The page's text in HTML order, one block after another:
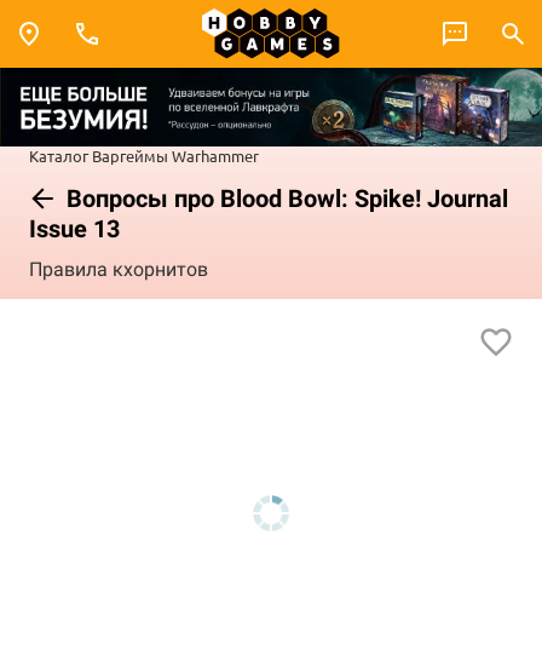
Каталог Варгеймы Warhammer
Вопросы про Blood Bowl: Spike! Journal
Issue 13
Правила кхорнитов